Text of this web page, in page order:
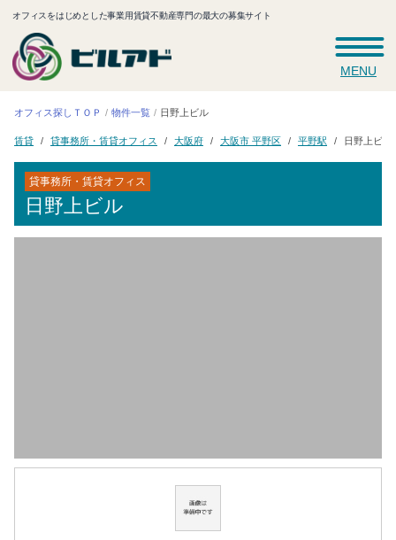
オフィスをはじめとした事業用賃貸不動産専門の最大の募集サイト
MENU
オフィス探しＴＯＰ 物件一覧 日野上ビル
賃貸 貸事務所・賃貸オフィス 大阪府 大阪市 平野区 平野駅 日野上ビル
貸事務所・賃貸オフィス
日野上ビル